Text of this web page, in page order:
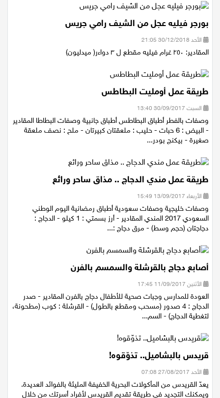
بورجر فيليه عجل من الشيف رامي جريس
الأحد 30/12/2018 21:05
المقادير: ٢٥٠ غرام فيليه مقطع ل ٣ دواءر( ميدليون)
طريقة عمل أومليت البطاطس
السبت 30/09/2017 13:40
وصفات بالفطر أطباق البطاطس أطباق جانبية وصفات البطاطا المقادير
- البيض : 6 حبات - حليب : ملعقتان كبيرتان - ملح : نصف ملعقة
صغيرة - بيكنج بودر...
طريقة عمل مندي الدجاج .. مذاق ساحر ورائع
الأربعاء 13/09/2017 15:49
وصفات خليجية وصفات سعودية أطباق رمضانية اليوم الوطني
السعودي 2017 المندي المقادير - أرز بسمتي : 1 كيلو - الدجاج :
دجاجتان (حجم وسط) - مرق دجاج :...
أصابع دجاج بالقرشلة والسمسم بالفرن
الأثنين 11/09/2017 17:45
العودة للمدارس وجبات صحية للأطفال دجاج بالفرن المقادير - صدر
الدجاج : 4 صدور (مسحب ومقطع بالطول) - القرشلة : كوب (مطحونة،
لتغطية الدجاج) - السم...
قريدس بالبشاميل.. تذوّقوه!
الأحد 27/08/2017 07:08
يعدّ القريدس من المأكولات البحرية الخفيفة المليئة بالفوائد العديدة.
ويمكنك التجديد في طريقة تقديم القريدس لأفراد أسرتك من خلال